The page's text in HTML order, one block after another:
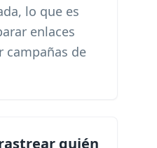
lo que es
enlaces
campañas de
quién